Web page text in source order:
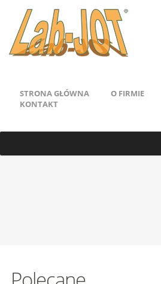
STRONA GŁÓWNA O FIRMIE
KONTAKT